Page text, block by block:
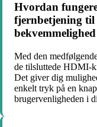
Hvordan
fjernbetjening
Med den
de tilsluttede HDMI-
Det giver dig
enkelt tryk på en
brugervenligheden i